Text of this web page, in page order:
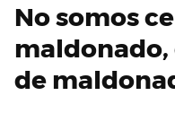
No somos
de